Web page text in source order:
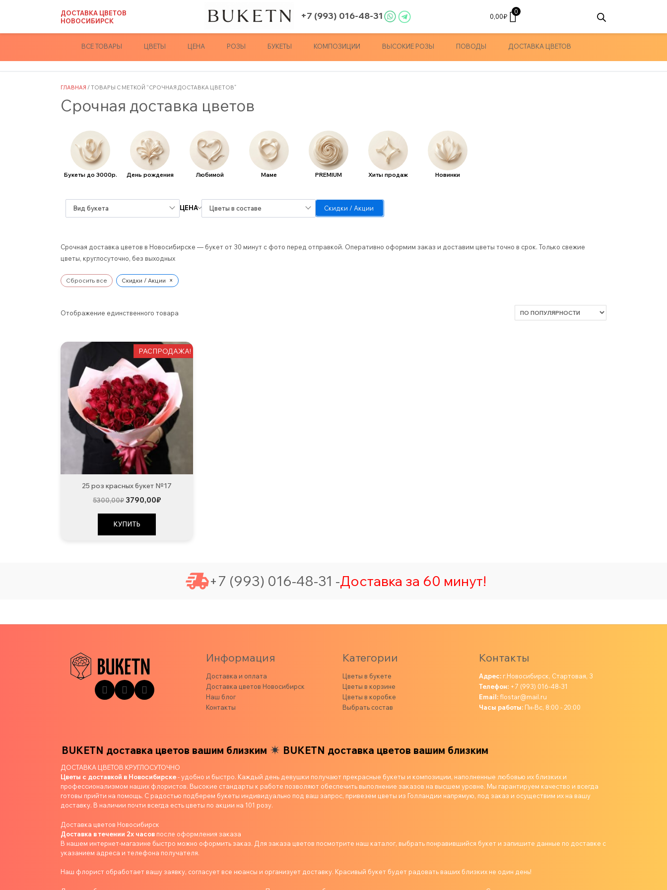
ДОСТАВКА ЦВЕТОВ
НОВОСИБИРСК
+7 (993) 016-48-31 0,00₽
0
ВСЕ ТОВАРЫ ЦВЕТЫ ЦЕНА РОЗЫ БУКЕТЫ КОМПОЗИЦИИ ВЫСОКИЕ РОЗЫ ПОВОДЫ ДОСТАВКА ЦВЕТОВ
ГЛАВНАЯ / ТОВАРЫ С МЕТКОЙ “СРОЧНАЯ ДОСТАВКА ЦВЕТОВ”
Срочная доставка цветов
Букеты до 3000р. День рождения Любимой Маме PREMIUM Хиты продаж Новинки
Вид букета ЦЕНА Цветы в составе Скидки / Акции
Срочная доставка цветов в Новосибирске — букет от 30 минут с фото перед отправкой. Оперативно оформим заказ и доставим цветы точно в срок. Только свежие
цветы, круглосуточно, без выходных
Сбросить все Скидки / Акции ×
Отображение единственного товара
РАСПРОДАЖА!
25 роз красных букет №17
5300,00₽ Первоначальная
составляла
5300,00₽.
3790,00₽Текущая
КУПИТЬ
+7 (993) 016-48-31 -Доставка за 60 минут!
Информация
Доставка и оплата
Доставка цветов Новосибирск
Наш блог
Контакты
Категории
Цветы в букете
Цветы в корзине
Цветы в коробке
Выбрать состав
Контакты
Адрес: г.Новосибирск, Стартовая, 3
Телефон: +7 (993) 016-48-31
Email:flostar@mail.ru
Часы работы: Пн-Вс, 8:00 - 20:00
BUKETN доставка цветов вашим близким BUKETN доставка цветов вашим близким
ДОСТАВКА ЦВЕТОВ КРУГЛОСУТОЧНО
Цветы с доставкой в Новосибирске- удобно и быстро. Каждый день девушки получают прекрасные букеты и композиции, наполненные любовью их близких и
профессионализмом наших флористов. Высокие стандарты к работе позволяют обеспечить выполнение заказов на высшем уровне. Мы гарантируем качество и всегда
готовы прийти на помощь. С радостью подберем букеты индивидуально под ваш запрос, привезем цветы из Голландии напрямую, под заказ и осуществим их на вашу
доставку. В наличии почти всегда есть цветы по акции на 101 розу.
Доставка цветов Новосибирск
Доставка в течении 2х часов после оформления заказа
В нашем интернет-магазине быстро можно оформить заказ. Для заказа цветов посмотрите наш каталог, выбрать понравившийся букет и запишите данные по доставке с
указанием адреса и телефона получателя.
Наш флорист обработает вашу заявку, согласует все нюансы и организует доставку. Красивый букет будет радовать ваших близких не один день!